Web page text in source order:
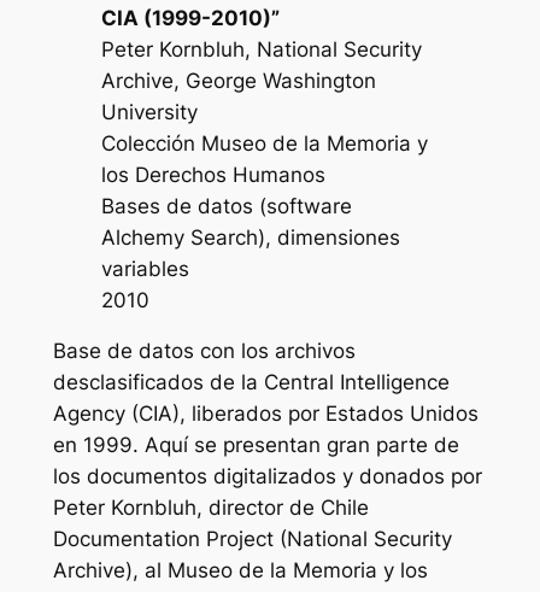
CIA (1999-2010)”
Peter Kornbluh, National Security
Archive, George Washington
University
Colección Museo de la Memoria y
los Derechos Humanos
Bases de datos (software
Alchemy Search), dimensiones
variables
2010
Base de datos con los archivos
desclasificados de la Central Intelligence
Agency (CIA), liberados por Estados Unidos
en 1999. Aquí se presentan gran parte de
los documentos digitalizados y donados por
Peter Kornbluh, director de Chile
Documentation Project (National Security
Archive), al Museo de la Memoria y los